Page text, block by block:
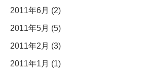
2011年6月 (2)
2011年5月 (5)
2011年2月 (3)
2011年1月 (1)